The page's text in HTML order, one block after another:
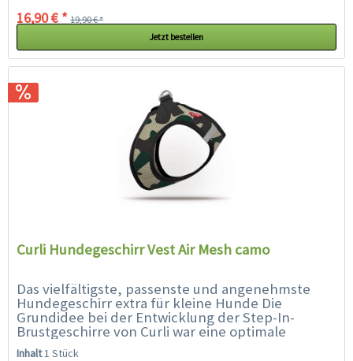
16,90 € * 19,90 € *
Jetzt bestellen
Curli Hundegeschirr Vest Air Mesh camo
Das vielfältigste, passenste und angenehmste
Hundegeschirr extra für kleine Hunde Die
Grundidee bei der Entwicklung der Step-In-
Brustgeschirre von Curli war eine optimale
Passform und eine ideale Ergonomie für die...
Inhalt1 Stück